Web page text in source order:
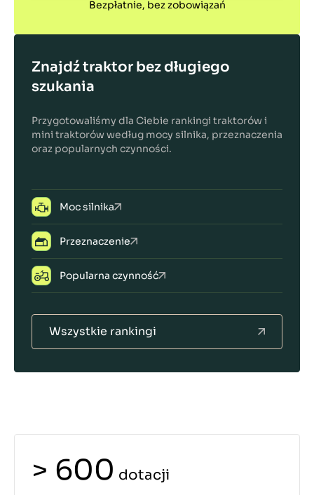
Bezpłatnie, bez zobowiązań
Znajdź traktor bez długiego
szukania
Przygotowaliśmy dla Ciebie rankingi traktorów i
mini traktorów według mocy silnika, przeznaczenia
oraz popularnych czynności.
Moc silnika
Przeznaczenie
Popularna czynność
Wszystkie rankingi
> 600 dotacji